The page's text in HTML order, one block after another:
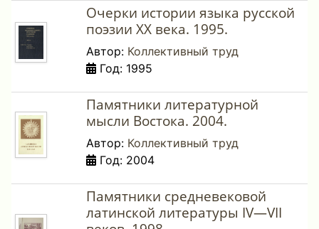
Очерки истории языка русской
поэзии ХХ века. 1995.
Автор: Коллективный труд
Год: 1995
Памятники литературной
мысли Востока. 2004.
Автор: Коллективный труд
Год: 2004
Памятники средневековой
латинской литературы IV—VII